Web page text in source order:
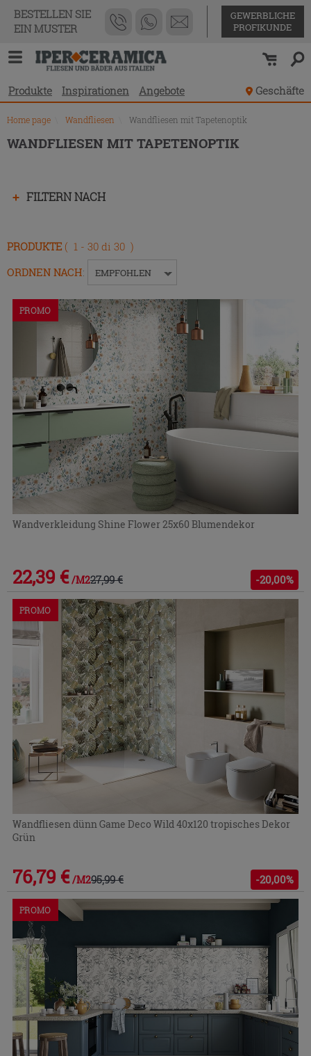
BESTELLEN SIE
EIN MUSTER
GEWERBLICHE
PROFIKUNDE
Produkte Inspirationen Angebote Geschäfte
Home page Wandfliesen Wandfliesen mit Tapetenoptik
WANDFLIESEN MIT TAPETENOPTIK
Produktverzeichnis
FILTERN NACH
Drücken
um
das
ein-
bzw.
auszublenden.
PRODUKTE ( 1 - 30 di 30 )
ORDNEN NACH: EMPFOHLEN
PROMO
Wandverkleidung Shine Flower 25x60 Blumendekor
22,39 € /M227,99 € -20,00%
PROMO
Wandfliesen dünn Game Deco Wild 40x120 tropisches Dekor
Grün
76,79 € /M295,99 € -20,00%
PROMO